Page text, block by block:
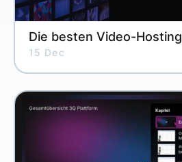
Die besten Video-
15 Dec